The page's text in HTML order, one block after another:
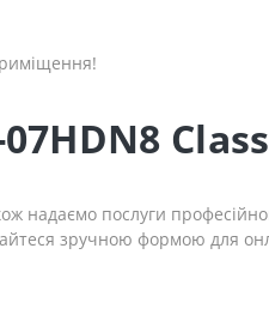
надаємо послуги
зручною формою для